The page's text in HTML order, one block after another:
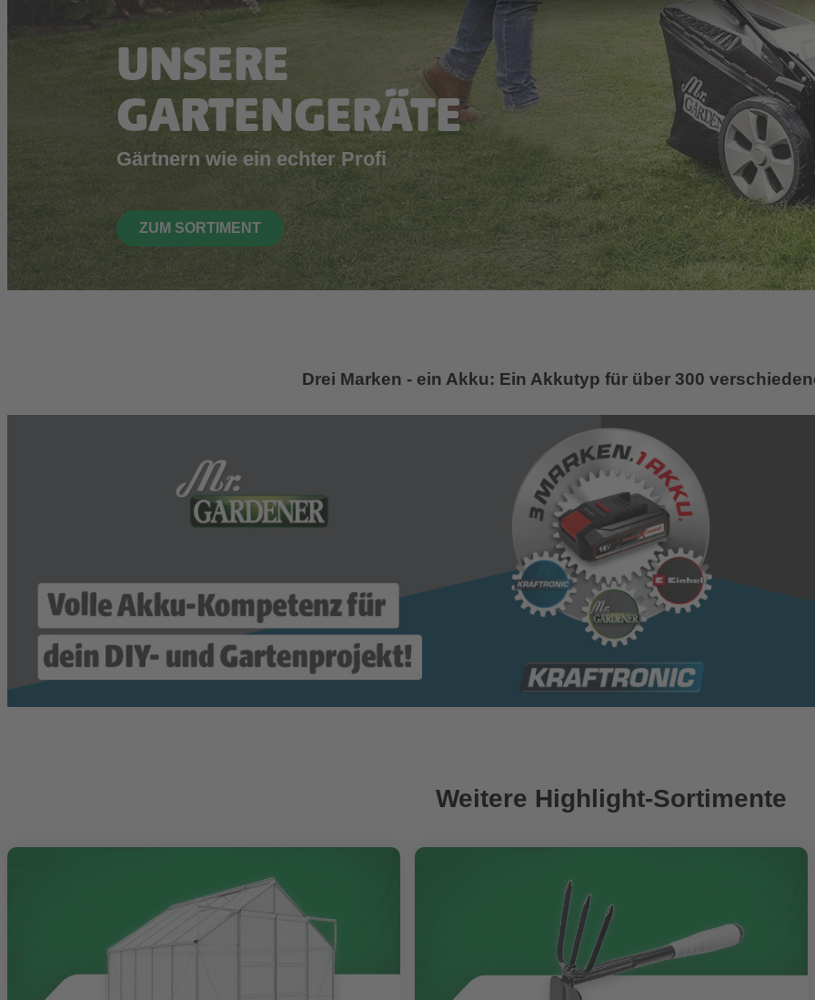
UNSERE
GARTENGERÄTE
Gärtnern wie ein echter Profi
ZUM SORTIMENT
Drei Marken - ein Akku: Ein Akkutyp für über 300
Weitere Highlight-Sortimente